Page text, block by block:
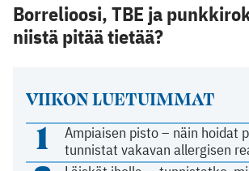
VIIKON LUETUIMMAT
1
Ampiaisen pisto – näin hoidat
tunnistat vakavan allergisen
Borrelioosi, TBE ja
niistä pitää tietää?